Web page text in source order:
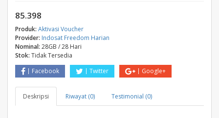
85.398
Produk: Aktivasi Voucher
Provider: Indosat Freedom Harian
Nominal: 28GB / 28 Hari
Stok: Tidak Tersedia
Facebook
Twitter Google+
Deskripsi Riwayat (0) Testimonial (0)